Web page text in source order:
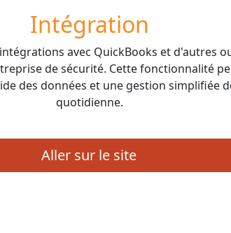
Intégration
avec QuickBooks et d'autres
de sécurité. Cette fonctionnalité
des données et une gestion simplifiée
quotidienne.
Aller sur le site